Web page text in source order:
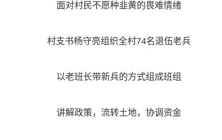
面对村民不愿种韭黄的畏难情绪
村支书杨守亮组织全村74名退伍老兵
以老班长带新兵的方式组成班组
讲解政策，流转土地，协调资金